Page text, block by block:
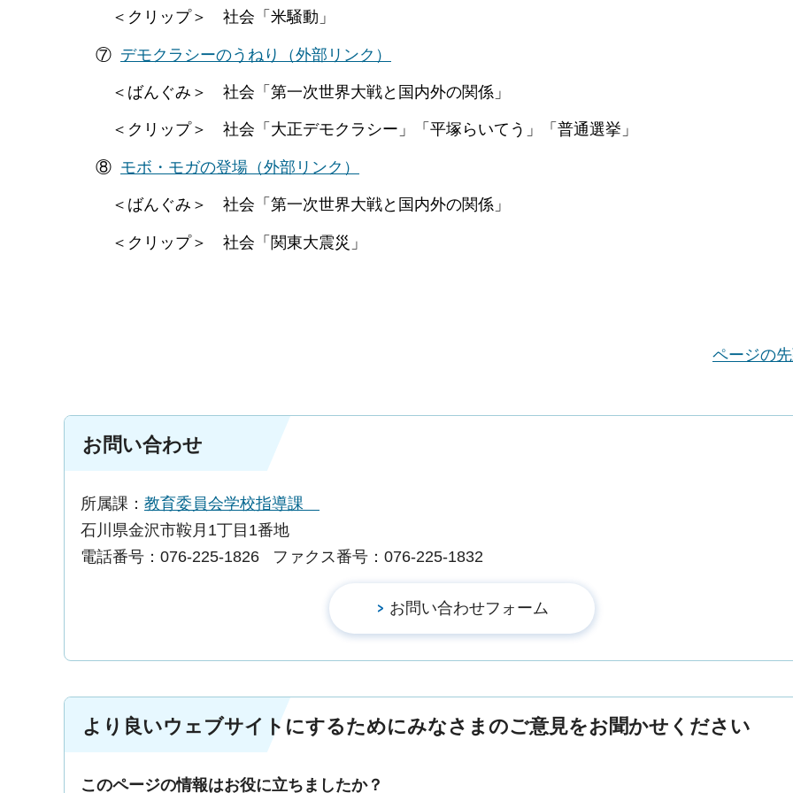
＜クリップ＞ 社会「米騒動」
⑦ デモクラシーのうねり （外部リンク）
＜ばんぐみ＞ 社会「第一次世界大戦と国内外の関係」
＜クリップ＞ 社会「大正デモクラシー」「平塚らいてう」「普通選挙」
⑧ モボ・モガの登場 （外部リンク）
＜ばんぐみ＞ 社会「第一次世界大戦と国内外の関係」
＜クリップ＞ 社会「関東大震災」
ページの
お問い合わせ
所属課： 教育委員会学校指導課
石川県金沢市鞍月1丁目1番地
電話番号：076-225-1826
ファクス番号：076-225-1832
より良いウェブサイトにするためにみなさまのご意見をお聞かせください
このページの情報はお役に立ちましたか？